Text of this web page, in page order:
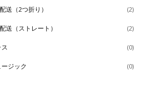
送（2つ折り） (2)
送（ストレート） (2)
(0)
ージック (0)